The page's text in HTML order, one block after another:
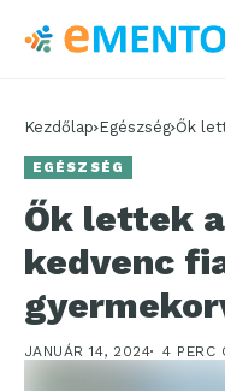
Kezdőlap Egészség Ők
EGÉSZSÉG
Ők lettek
kedvenc
JANUÁR 14, 2024 4 PERC